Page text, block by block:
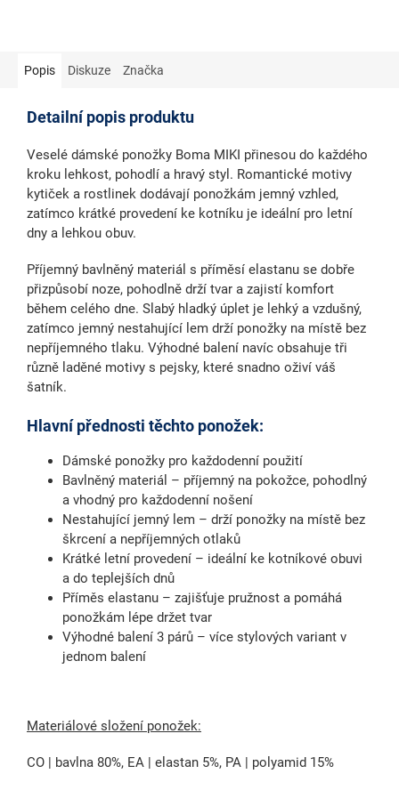
Popis Diskuze Značka
Detailní popis produktu
Veselé dámské ponožky Boma MIKI přinesou do každého
kroku lehkost, pohodlí a hravý styl. Romantické motivy
kytiček a rostlinek dodávají ponožkám jemný vzhled,
zatímco krátké provedení ke kotníku je ideální pro letní
dny a lehkou obuv.
Příjemný bavlněný materiál s příměsí elastanu se dobře
přizpůsobí noze, pohodlně drží tvar a zajistí komfort
během celého dne. Slabý hladký úplet je lehký a vzdušný,
zatímco jemný nestahující lem drží ponožky na místě bez
nepříjemného tlaku. Výhodné balení navíc obsahuje tři
různě laděné motivy s pejsky, které snadno oživí váš
šatník.
Hlavní přednosti těchto ponožek:
Dámské ponožky pro každodenní použití
Bavlněný materiál – příjemný na pokožce, pohodlný
a vhodný pro každodenní nošení
Nestahující jemný lem – drží ponožky na místě bez
škrcení a nepříjemných otlaků
Krátké letní provedení – ideální ke kotníkové obuvi
a do teplejších dnů
Příměs elastanu – zajišťuje pružnost a pomáhá
ponožkám lépe držet tvar
Výhodné balení 3 párů – více stylových variant v
jednom balení
Materiálové složení ponožek:
CO | bavlna 80%, EA | elastan 5%, PA | polyamid 15%